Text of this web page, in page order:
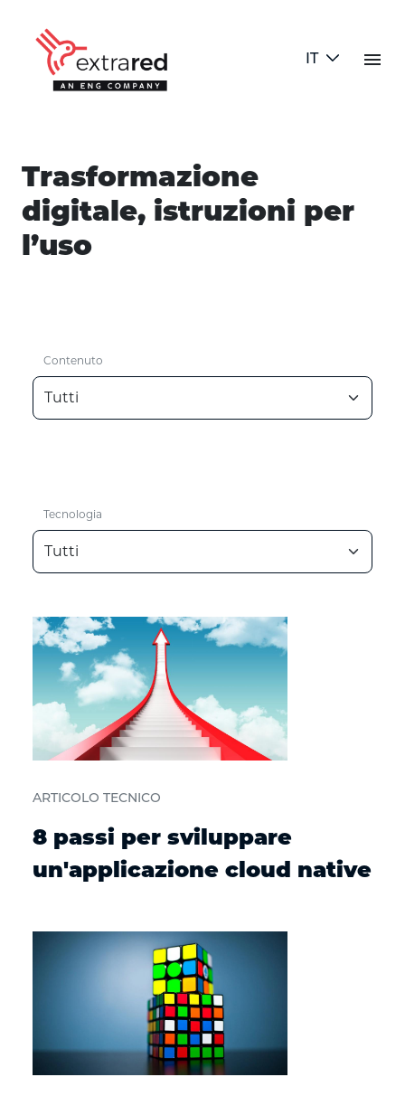
menu
Trasformazione
digitale, istruzioni per
l’uso
Contenuto
Tecnologia
ARTICOLO TECNICO
8 passi per sviluppare
un'applicazione cloud native